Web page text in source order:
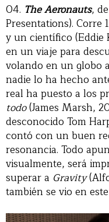
04. The Aeronauts,
Presentations). Corre
y un científico (Eddie
en un viaje para
volando en un globo
nadie lo ha hecho
real ha puesto a los
todo(James Marsh,
desconocido Tom
contó con un buen
resonancia. Todo
visualmente, será
superar a Gravity
también se vio en